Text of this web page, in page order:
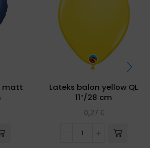
matt
Lateks balon yellow QL
11″/28 cm
0,27 €